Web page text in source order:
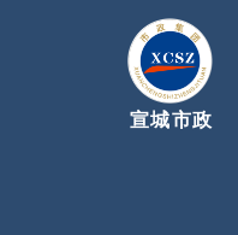
宣城市政